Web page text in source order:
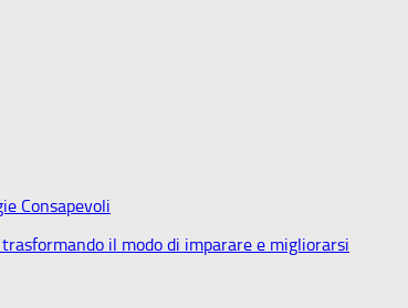
Consapevoli
trasformando il modo di imparare e migliorarsi